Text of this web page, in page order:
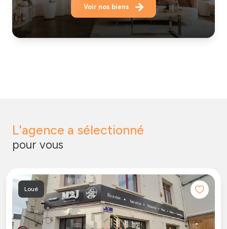
Voir nos biens
L'agence a sélectionné
pour vous
Loué